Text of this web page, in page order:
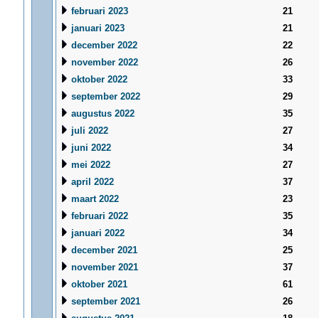
februari 2023
21
januari 2023
21
december 2022
22
november 2022
26
oktober 2022
33
september 2022
29
augustus 2022
35
juli 2022
27
juni 2022
34
mei 2022
27
april 2022
37
maart 2022
23
februari 2022
35
januari 2022
34
december 2021
25
november 2021
37
oktober 2021
61
september 2021
26